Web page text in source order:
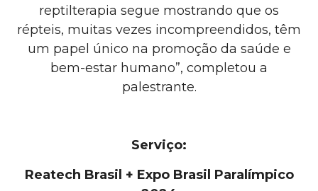
reptilterapia segue mostrando que os
répteis, muitas vezes incompreendidos, têm
um papel único na promoção da saúde e
bem-estar humano”, completou a
palestrante.
Serviço:
Reatech Brasil + Expo Brasil Paralímpico